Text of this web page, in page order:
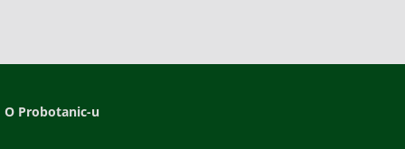
O Probotanic-u